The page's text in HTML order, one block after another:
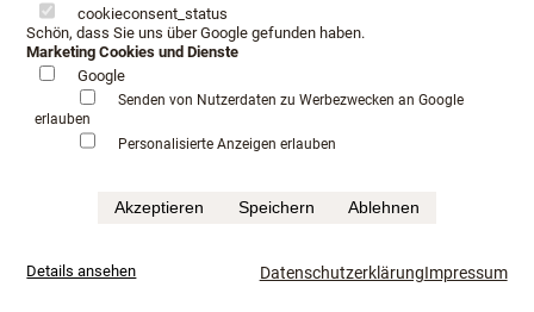
Öffnungszeiten Anfahrt
Beratungstermin
Serviceangebot
Infopaket
mehr...
Häufig gesucht: Boxspringbetten Testen Luxushotel schlafen
cookieconsent_status
Schön, dass Sie uns über Google gefunden haben.
Marketing Cookies und Dienste
Google
Senden von Nutzerdaten zu Werbezwecken an Google
erlauben
Personalisierte Anzeigen erlauben
Akzeptieren Speichern Ablehnen
Details ansehen DatenschutzerklärungImpressum